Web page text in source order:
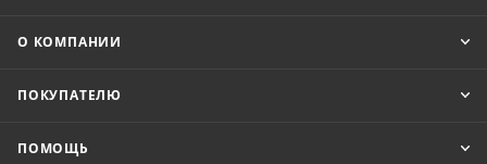
О КОМПАНИИ
ПОКУПАТЕЛЮ
ПОМОЩЬ